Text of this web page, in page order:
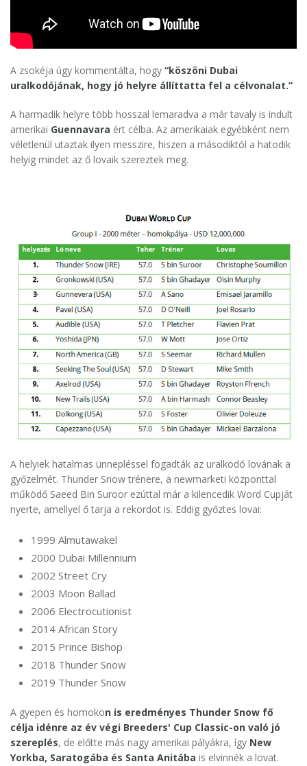
A zsokéja úgy kommentálta, hogy “köszöni Dubai
uralkodójának, hogy jó helyre állíttatta fel a célvonalat.”
A harmadik helyre több hosszal lemaradva a már tavaly is indult
amerikai Guennavara ért célba. Az amerikaiak egyébként nem
véletlenül utaztak ilyen messzire, hiszen a másodiktól a hatodik
helyig mindet az ő lovaik szereztek meg.
A helyiek hatalmas ünnepléssel fogadták az uralkodó lovának a
győzelmét. Thunder Snow trénere, a newmarketi központtal
működő Saeed Bin Suroor ezúttal már a kilencedik Word Cupját
nyerte, amellyel ő tarja a rekordot is. Eddig győztes lovai:
1999 Almutawakel
2000 Dubai Millennium
2002 Street Cry
2003 Moon Ballad
2006 Electrocutionist
2014 African Story
2015 Prince Bishop
2018 Thunder Snow
2019 Thunder Snow
A gyepen és homokon is eredményes Thunder Snow fő
célja idénre az év végi Breeders' Cup Classic-on való jó
szereplés, de előtte más nagy amerikai pályákra, így New
Yorkba, Saratogába és Santa Anitába is elvinnék a lovat.